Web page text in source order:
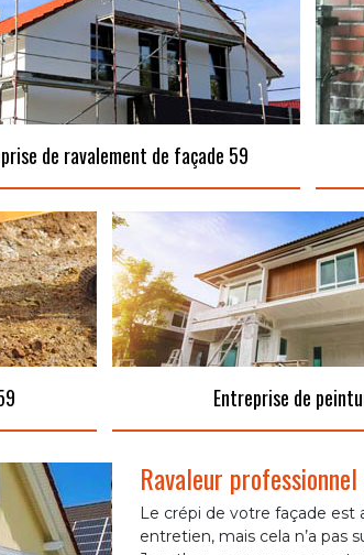
de ravalement de façade 59
Entreprise de
Ravaleur
Le crépi de votre façade est
entretien, mais cela n’a pas